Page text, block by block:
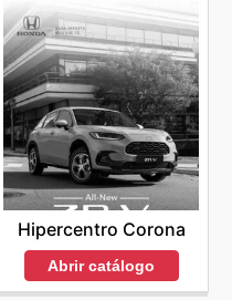
Hipercentro Corona
Abrir catálogo